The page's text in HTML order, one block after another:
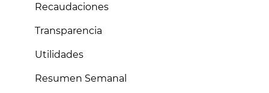
Recaudaciones
Transparencia
Utilidades
Resumen Semanal